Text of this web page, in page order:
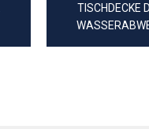
TISCHDECKE